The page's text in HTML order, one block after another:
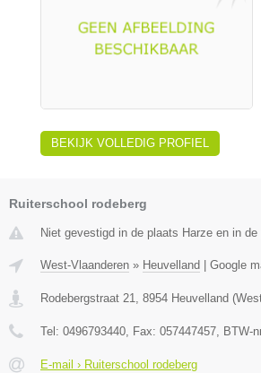
BEKIJK VOLLEDIG PROFIEL
Ruiterschool rodeberg
Niet gevestigd in de plaats Harze en in de
West-Vlaanderen » Heuvelland | Google
Rodebergstraat 21 8954 Heuvelland (
Tel: 0496793440 , Fax: 057447457 , BTW-
E-mail › Ruiterschool rodeberg